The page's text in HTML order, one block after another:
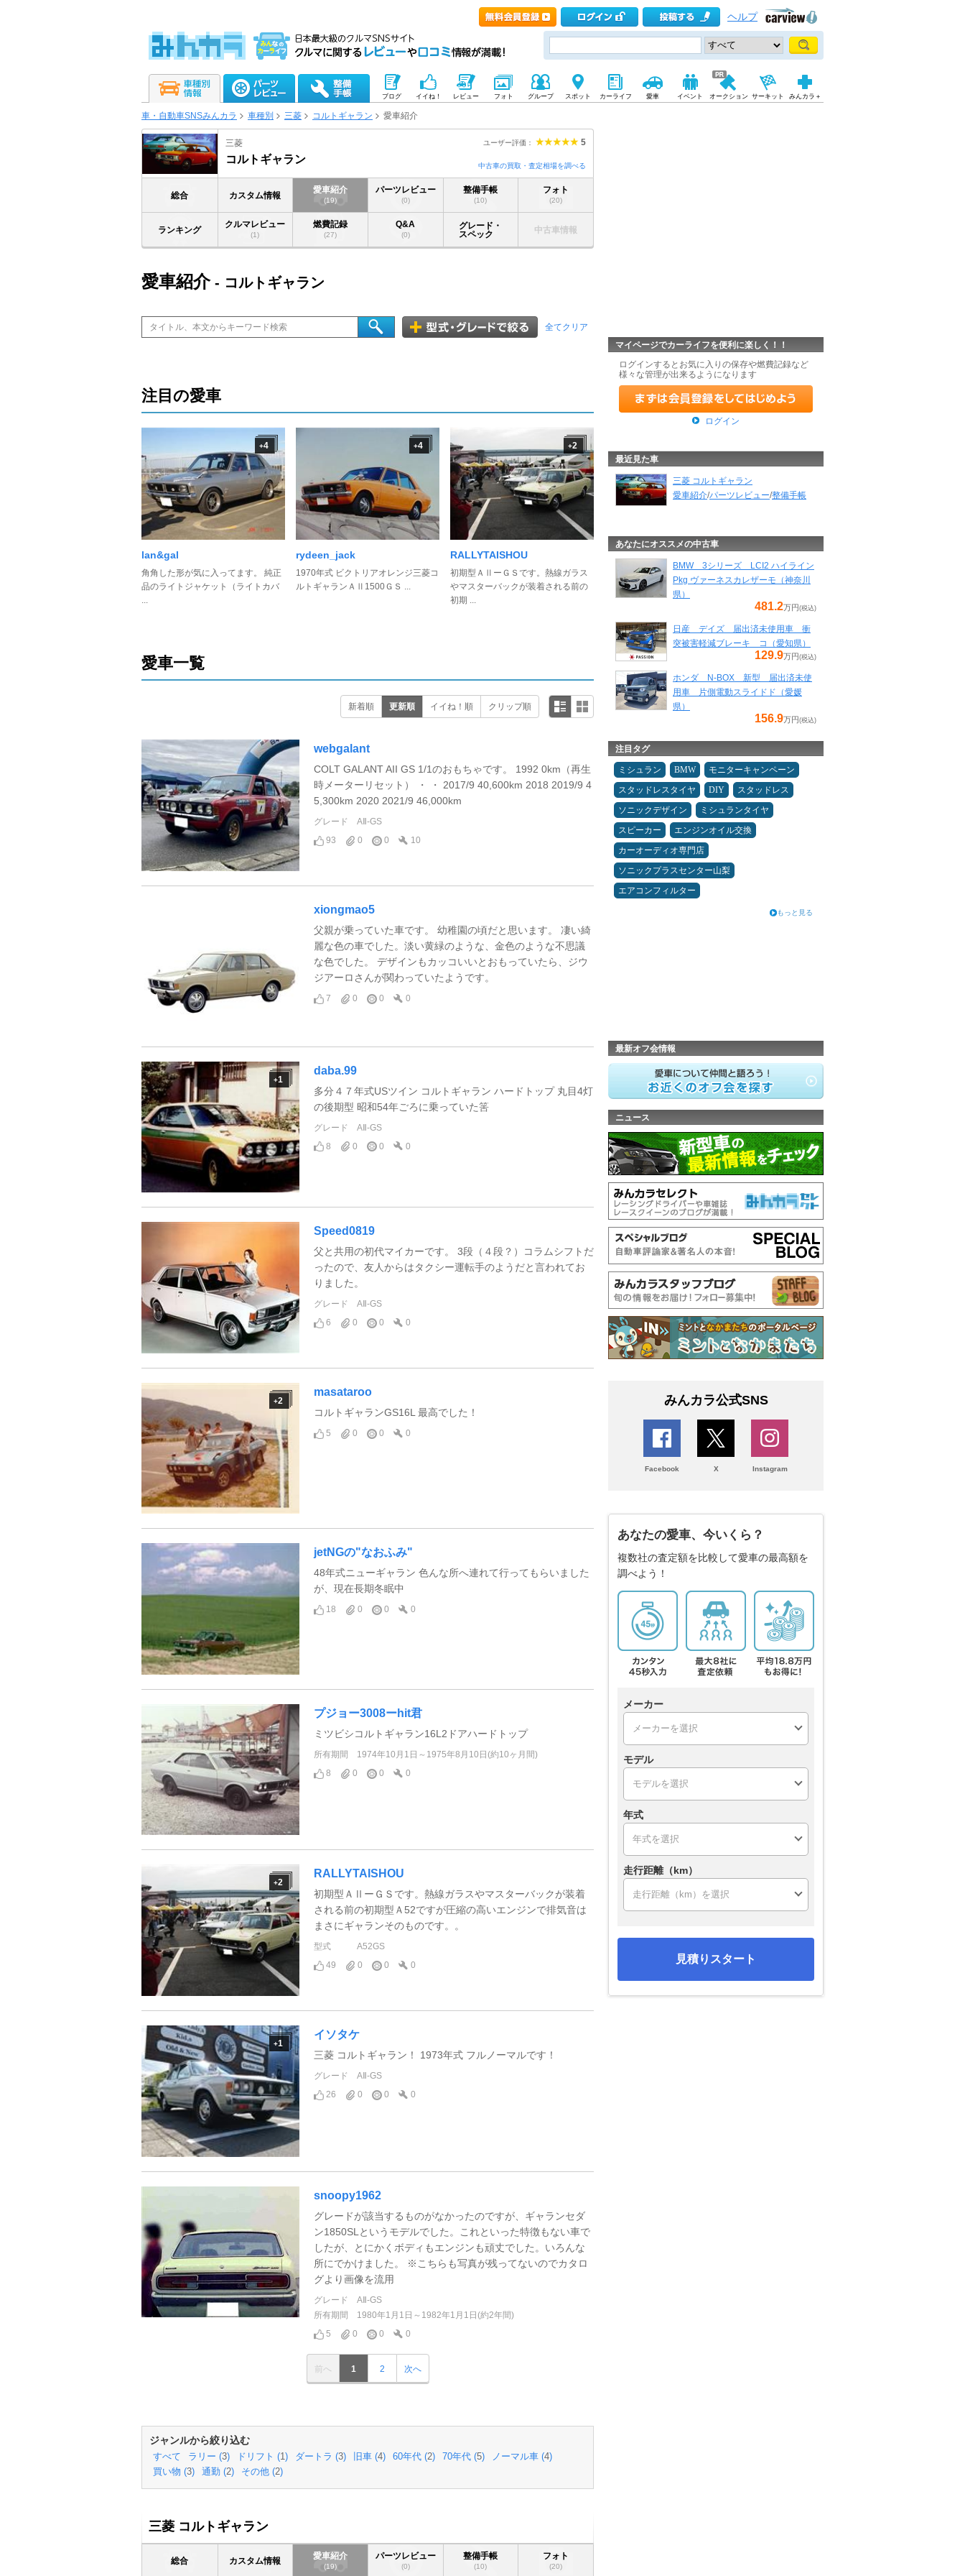
ヘルプ
ブログ イイね！ レビュー フォト グループ スポット カーライフ 愛車 イベント オークション サーキット みんカラ＋
車・自動車SNSみんカラ 車種別 三菱 コルトギャラン 愛車紹介
ユーザー評価： 5
三菱
コルトギャラン
中古車の買取・査定相場を調べる
総合 カスタム情報
愛車紹介
(19)
パーツレビュー
(0)
整備手帳
(10)
フォト
(20)
ランキング
クルマレビュー
(1)
燃費記録
(27)
Q&A
(0)
グレード・
スペック
中古車情報
愛車紹介- コルトギャラン
全てクリア
注目の愛車
+4
lan&gal
角角した形が気に入ってます。 純正
品のライトジャケット（ライトカバ
...
+4
rydeen_jack
1970年式 ビクトリアオレンジ三菱コ
ルトギャランＡⅡ1500ＧＳ ...
+2
RALLYTAISHOU
初期型ＡⅡーＧＳです。熱線ガラス
やマスターバックが装着される前の
初期 ...
愛車一覧
新着順 更新順 イイね！順 クリップ順
webgalant
COLT GALANT AII GS 1/1のおもちゃです。 1992 0km（再生
時メーターリセット） ・ ・ 2017/9 40,600km 2018 2019/9 4
5,300km 2020 2021/9 46,000km
グレード
AⅡ-GS
93
0 0 10
xiongmao5
父親が乗っていた車です。 幼稚園の頃だと思います。 凄い綺
麗な色の車でした。淡い黄緑のような、金色のような不思議
な色でした。 デザインもカッコいいとおもっていたら、ジウ
ジアーロさんが関わっていたようです。
7 0 0 0
+1
daba.99
多分４７年式USツイン コルトギャラン ハードトップ 丸目4灯
の後期型 昭和54年ごろに乗っていた筈
グレード
AⅡ-GS
8
0 0 0
Speed0819
父と共用の初代マイカーです。 3段（４段？）コラムシフトだ
ったので、友人からはタクシー運転手のようだと言われてお
りました。
グレード
AⅡ-GS
6
0 0 0
+2
masataroo
コルトギャランGS16L 最高でした！
5 0 0 0
jetNGの"なおふみ"
48年式ニューギャラン 色んな所へ連れて行ってもらいました
が、現在長期冬眠中
18 0 0 0
プジョー3008ーhit君
ミツビシコルトギャラン16L2ドアハードトップ
所有期間
1974年10月1日～1975年8月10日(約10ヶ月間)
8
0 0 0
+2
RALLYTAISHOU
初期型ＡⅡーＧＳです。熱線ガラスやマスターバックが装着
される前の初期型Ａ52ですが圧縮の高いエンジンで排気音は
まさにギャランそのものです。。
型式
A52GS
49
0 0 0
+1
イソタケ
三菱 コルトギャラン！ 1973年式 フルノーマルです！
グレード
AⅡ-GS
26
0 0 0
snoopy1962
グレードが該当するものがなかったのですが、ギャランセダ
ン1850SLというモデルでした。これといった特徴もない車で
したが、とにかくボディもエンジンも頑丈でした。いろんな
所にでかけました。 ※こちらも写真が残ってないのでカタロ
グより画像を流用
グレード
AⅡ-GS
所有期間
1980年1月1日～1982年1月1日(約2年間)
5
0 0 0
前へ 1 2 次へ
ジャンルから絞り込む
すべて ラリー (3) ドリフト (1 ) ダートラ (3) 旧車 (4) 60年代 (2) 70年代 (5) ノーマル車 (4)
買い物 (3) 通勤 (2) その他 (2)
三菱 コルトギャラン
総合 カスタム情報
愛車紹介
(19)
パーツレビュー
(0)
整備手帳
(10)
フォト
(20)
マイページでカーライフを便利に楽しく！！
ログインするとお気に入りの保存や燃費記録など
様々な管理が出来るようになります
ログイン
最近見た車
三菱 コルトギャラン
愛車紹介/パーツレビュー/整備手帳
あなたにオススメの中古車
BMW 3シリーズ LCI2 ハイライン
Pkg ヴァーネスカレザーモ（神奈川
県）
481.2万円 (税込)
日産 デイズ 届出済未使用車 衝
突被害軽減ブレーキ コ（愛知県）
129.9万円 (税込)
ホンダ N-BOX 新型 届出済未使
用車 片側電動スライドド（愛媛
県）
156.9万円 (税込)
注目タグ
ミシュラン BMW
モニターキャンペーン
スタッドレスタイヤ
DIY
スタッドレス
ソニックデザイン
ミシュランタイヤ
スピーカー
エンジンオイル交換
カーオーディオ専門店
ソニックプラスセンター山梨
エアコンフィルター
もっと見る
最新オフ会情報
ニュース
みんカラ公式SNS
Facebook X Instagram
あなたの愛車、今いくら？
複数社の査定額を比較して愛車の最高額を
調べよう！
メーカー
モデル
年式
走行距離（km）
見積りスタート